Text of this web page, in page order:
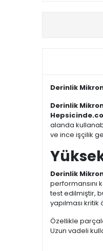
Derinlik
Derinlik
alanda
ve ince işçilik
Derinlik
performansını
test edilmiştir,
yapılması
Özellikle
Uzun vadeli